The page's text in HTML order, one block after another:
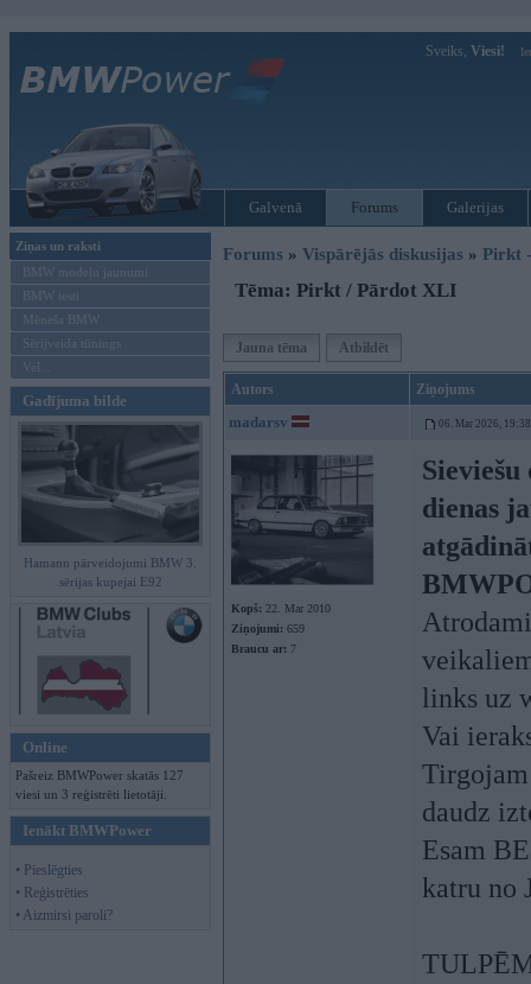
Sveiks, Viesi!
Galvenā Forums Galerijas
Ziņas un raksti
BMW modeļu jaunumi
BMW testi
Mēneša BMW
Sērijveida tūnings
Vel...
Gadījuma bilde
Hamann pārveidojumi BMW 3.
sērijas kupejai E92
Online
Pašreiz BMWPower skatās 127
viesi un 3 reģistrēti lietotāji.
Ienākt BMWPower
• Pieslēgties
• Reģistrēties
• Aizmirsi paroli?
Forums » Vispārējās diskusijas » Pirkt
Tēma: Pirkt / Pārdot XLI
Jauna tēma Atbildēt
Autors Ziņojums
madarsv 06. Mar 2026, 19:38
Kopš: 22. Mar 2010
Ziņojumi: 659
Braucu ar: 7
dienas
links uz
Vai
daudz
Esam
katru no